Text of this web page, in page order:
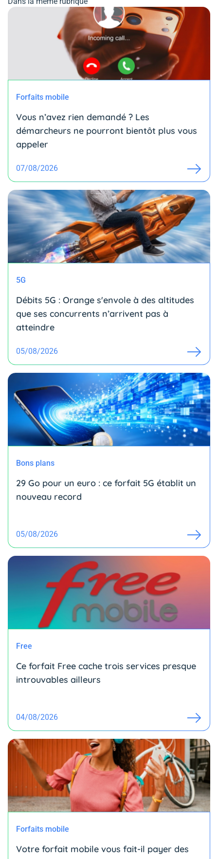
Forfaits mobile
Vous n’avez rien demandé ? Les
démarcheurs ne pourront bientôt plus vous
appeler
07/08/2026
5G
Débits 5G : Orange s'envole à des altitudes
que ses concurrents n’arrivent pas à
atteindre
05/08/2026
Bons plans
29 Go pour un euro : ce forfait 5G établit un
nouveau record
05/08/2026
Free
Ce forfait Free cache trois services presque
introuvables ailleurs
04/08/2026
Forfaits mobile
Votre forfait mobile vous fait-il payer des